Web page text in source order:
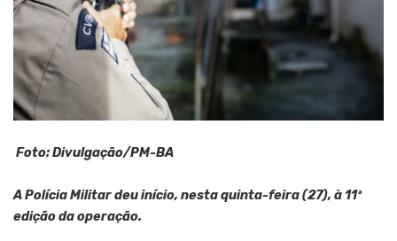
Foto: Divulgação/PM-BA
A Polícia Militar deu início, nesta quinta-feira (27), à 11ª
edição da operação.